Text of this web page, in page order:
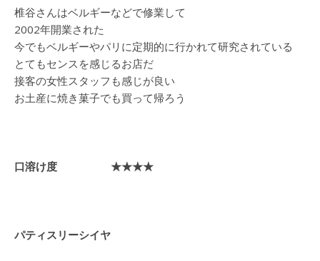
椎谷さんはベルギーなどで修業して
2002年開業された
今でもベルギーやパリに定期的に行かれて研究されている
とてもセンスを感じるお店だ
接客の女性スタッフも感じが良い
お土産に焼き菓子でも買って帰ろう
口溶け度 ★★★★
パティスリーシイヤ